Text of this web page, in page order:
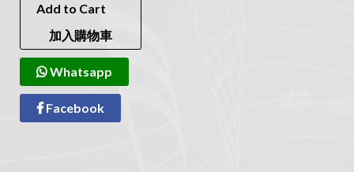
Add to Cart
加入購物車
Whatsapp
Facebook